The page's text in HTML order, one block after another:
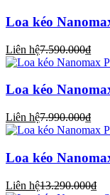
Loa kéo
Liên hệ7.590.000₫
Loa kéo
Liên hệ7.990.000₫
Loa kéo
Liên hệ13.290.000₫